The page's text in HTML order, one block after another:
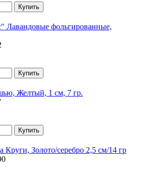
Купить
Лавандовые фольгированные,
Купить
Желтый, 1 см, 7 гр.
Купить
Круги, Золото/серебро 2,5 см/14 гр